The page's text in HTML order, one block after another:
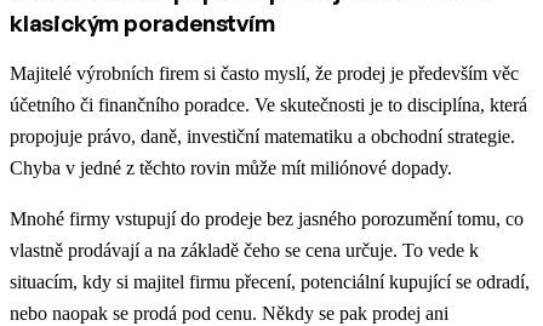
klasickým poradenstvím
Majitelé výrobních firem si často myslí, že prodej je především věc
účetního či finančního poradce. Ve skutečnosti je to disciplína, která
propojuje právo, daně, investiční matematiku a obchodní strategie.
Chyba v jedné z těchto rovin může mít miliónové dopady.
Mnohé firmy vstupují do prodeje bez jasného porozumění tomu, co
vlastně prodávají a na základě čeho se cena určuje. To vede k
situacím, kdy si majitel firmu přecení, potenciální kupující se odradí,
nebo naopak se prodá pod cenu. Někdy se pak prodej ani